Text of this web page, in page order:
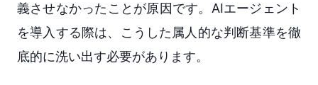
義させなかったことが原因です。AIエージェント
を導入する際は、こうした属人的な判断基準を徹
底的に洗い出す必要があります。